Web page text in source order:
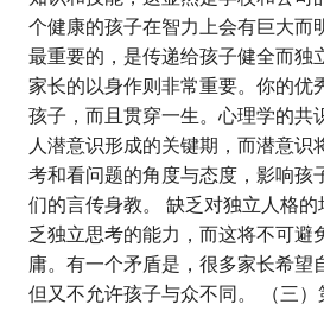
个健康的孩子在智力上会有巨大而
最重要的，是传递给孩子健全而独
家长的以身作则非常重要。你的优
孩子，而且贯穿一生。心理学的共
人潜意识形成的关键期，而潜意识
考和看问题的角度与态度，影响孩
们的言传身教。 缺乏对独立人格
乏独立思考的能力，而这将不可避
庸。有一个矛盾是，很多家长希望
但又不允许孩子与众不同。 （三）